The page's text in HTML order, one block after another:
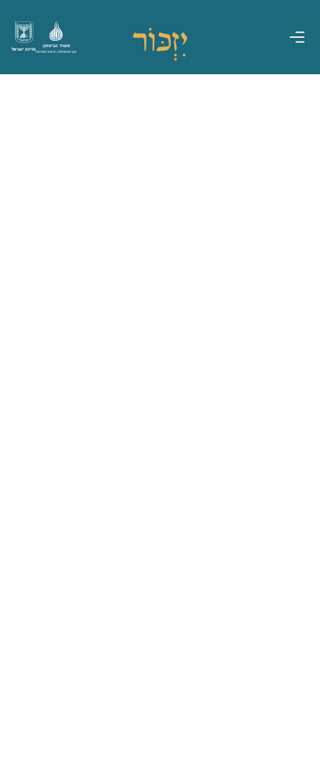
מדינת ישראל
משרד הביטחון
אגף משפחות, הנצחה ומורשת